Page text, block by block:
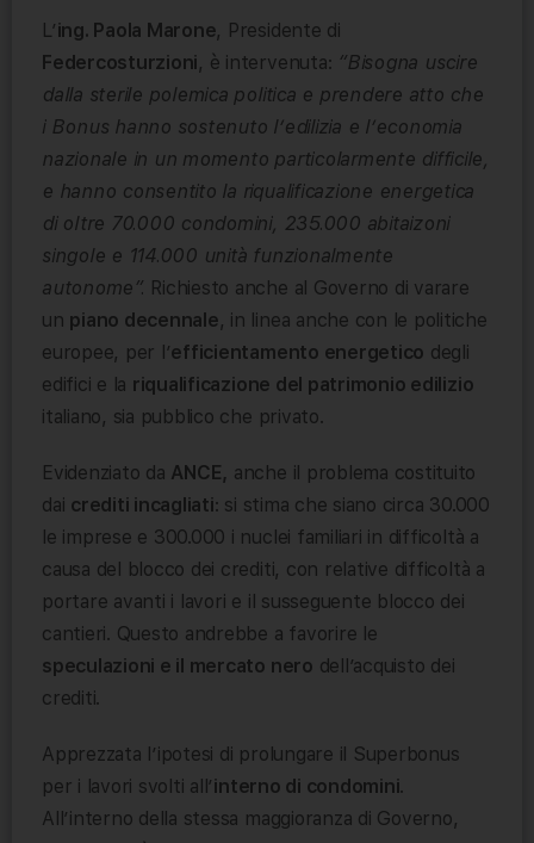
L’ing. Paola Marone, Presidente di
Federcosturzioni, è intervenuta: “Bisogna uscire
dalla sterile polemica politica e prendere atto che
i Bonus hanno sostenuto l’edilizia e l’economia
nazionale in un momento particolarmente difficile,
e hanno consentito la riqualificazione energetica
di oltre 70.000 condomini, 235.000 abitaizoni
singole e 114.000 unità funzionalmente
autonome”. Richiesto anche al Governo di varare
un piano decennale, in linea anche con le politiche
europee, per l’efficientamento energetico degli
edifici e la riqualificazione del patrimonio edilizio
italiano, sia pubblico che privato.
Evidenziato da ANCE, anche il problema costituito
dai crediti incagliati: si stima che siano circa 30.000
le imprese e 300.000 i nuclei familiari in difficoltà a
causa del blocco dei crediti, con relative difficoltà a
portare avanti i lavori e il susseguente blocco dei
cantieri. Questo andrebbe a favorire le
speculazioni e il mercato nero dell’acquisto dei
crediti.
Apprezzata l’ipotesi di prolungare il Superbonus
per i lavori svolti all’interno di condomini.
All’interno della stessa maggioranza di Governo,